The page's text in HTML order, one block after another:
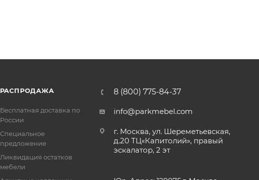
РАСПРОДАЖА
Бесплатная доставка по
России
Специальное
предложение
Ликвидация остатков
мебели
8 (800) 775-84-37
info@parkmebel.com
г. Москва, ул. Шереметьевская,
д.20 ТЦ«Капитолий», правый
эскалатор, 2 эт